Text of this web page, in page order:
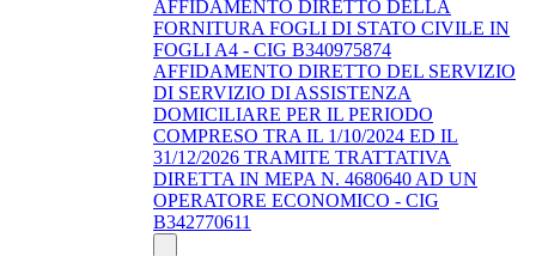
AFFIDAMENTO DIRETTO DELLA
FORNITURA FOGLI DI STATO CIVILE IN
FOGLI A4 - CIG B340975874
AFFIDAMENTO DIRETTO DEL SERVIZIO
DI SERVIZIO DI ASSISTENZA
DOMICILIARE PER IL PERIODO
COMPRESO TRA IL 1/10/2024 ED IL
31/12/2026 TRAMITE TRATTATIVA
DIRETTA IN MEPA N. 4680640 AD UN
OPERATORE ECONOMICO - CIG
B342770611